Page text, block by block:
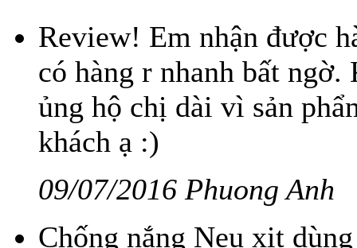
Review! Em nhận được
có hàng r nhanh bất
ủng hộ chị dài vì sản
khách ạ :)
09/07/2016 Phuong Anh
Chống nắng Neu xịt